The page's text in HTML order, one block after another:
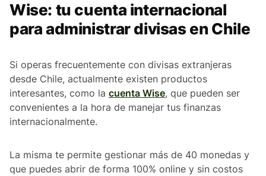
Wise: tu cuenta internacional
para administrar divisas en Chile
Si operas frecuentemente con divisas extranjeras
desde Chile, actualmente existen productos
interesantes, como la cuenta Wise, que pueden ser
convenientes a la hora de manejar tus finanzas
internacionalmente.
La misma te permite gestionar más de 40 monedas y
que puedes abrir de forma 100% online y sin costos